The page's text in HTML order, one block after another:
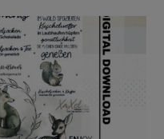
Dieses Produkt weist mehrere Varianten auf. Die Optionen können auf der Produktseite gewählt werden